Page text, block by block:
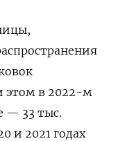
этом в 2022-м
— 33 тыс.
и 2021 годах